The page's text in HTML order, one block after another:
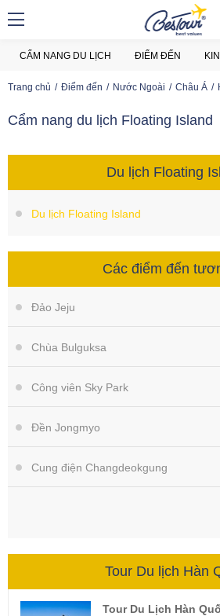
CẨM NANG DU LỊCH ĐIỂM ĐẾN
Trang chủ Điểm đến Nước Ngoài Châu Á
Cẩm nang du lịch Floating Island
Du lịch Floating
Du lịch Floating Island
Các điểm đến
Đảo Jeju
Chùa Bulguksa
Công viên Sky Park
Đền Jongmyo
Cung điện Changdeokgung
Tour Du lịch Hàn
Tour Du Lịch Hàn